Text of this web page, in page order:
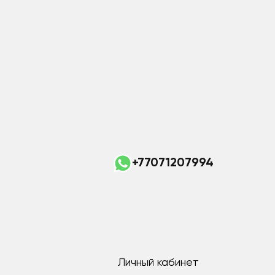
+77071207994
Личный кабинет